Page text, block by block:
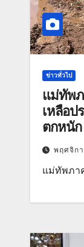
ข่าวทั่วไป
แม่ทัพ
เหลือป
ตกหนัก
พฤศจิก
แม่ทัพภา